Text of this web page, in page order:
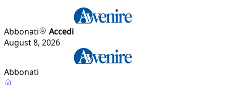
Abbonati
Accedi
August 8, 2026
Abbonati